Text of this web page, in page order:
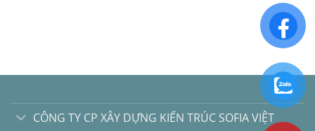
CÔNG TY CP XÂY DỰNG KIẾN TRÚC SOFIA VIỆT